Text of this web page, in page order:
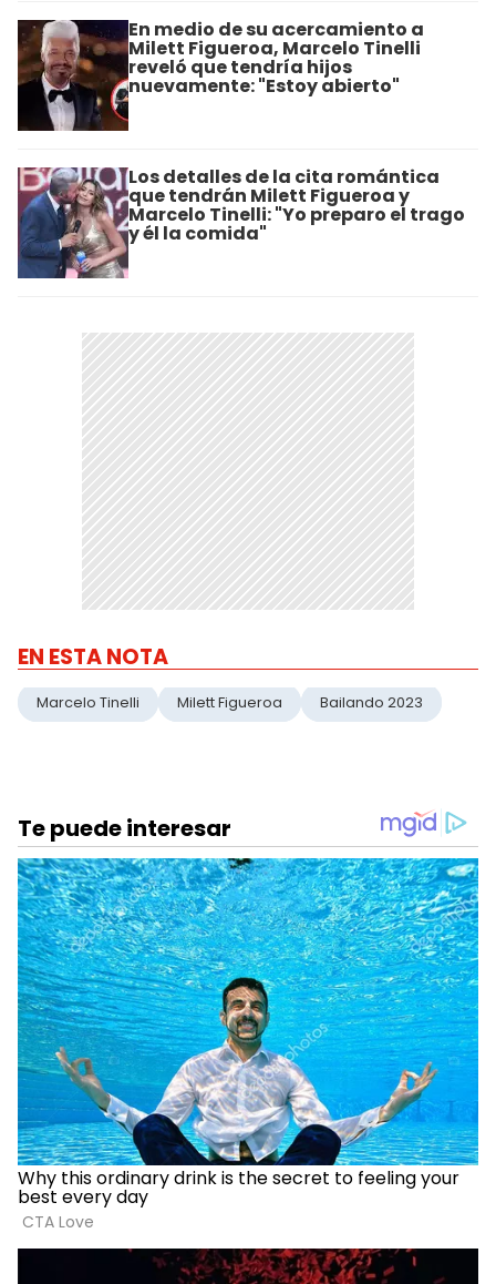
En medio de su acercamiento a
Milett Figueroa, Marcelo Tinelli
reveló que tendría hijos
nuevamente: "Estoy abierto"
Los detalles de la cita romántica
que tendrán Milett Figueroa y
Marcelo Tinelli: "Yo preparo el trago
y él la comida"
EN ESTA NOTA
Marcelo Tinelli Milett Figueroa Bailando 2023